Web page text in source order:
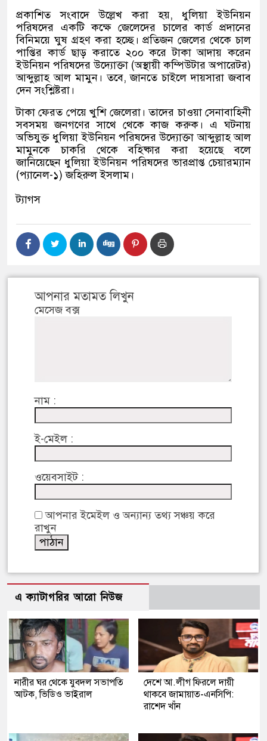
প্রকাশিত সংবাদে উল্লেখ করা হয়, ধুলিয়া ইউনিয়ন
পরিষদের একটি কক্ষে জেলেদের চালের কার্ড প্রদানের
বিনিময়ে ঘুষ গ্রহণ করা হচ্ছে। প্রতিজন জেলের থেকে চাল
পাপ্তির কার্ড ছাড় করাতে ২০০ করে টাকা আদায় করেন
ইউনিয়ন পরিষদের উদ্যোক্তা (অস্থায়ী কম্পিউটার অপারেটর)
আব্দুল্লাহ আল মামুন। তবে, জানতে চাইলে দায়সারা জবাব
দেন সংশ্লিষ্টরা।
টাকা ফেরত পেয়ে খুশি জেলেরা। তাদের চাওয়া সেনাবাহিনী
সবসময় জনগণের সাথে থেকে কাজ করুক। এ ঘটনায়
অভিযুক্ত ধুলিয়া ইউনিয়ন পরিষদের উদ্যোক্তা আব্দুল্লাহ আল
মামুনকে চাকরি থেকে বহিষ্কার করা হয়েছে বলে
জানিয়েছেন ধুলিয়া ইউনিয়ন পরিষদের ভারপ্রাপ্ত চেয়ারম্যান
(প্যানেল-১) জহিরুল ইসলাম।
ট্যাগস
আপনার মতামত লিখুন
মেসেজ বক্স
নাম :
ই-মেইল :
ওয়েবসাইট :
আপনার ইমেইল ও অন্যান্য তথ্য সঞ্চয় করে
রাখুন
এ ক্যাটাগরির আরো নিউজ
নারীর ঘর থেকে যুবদল সভাপতি
আটক, ভিডিও ভাইরাল
দেশে আ.লীগ ফিরলে দায়ী
থাকবে জামায়াত-এনসিপি:
রাশেদ খাঁন